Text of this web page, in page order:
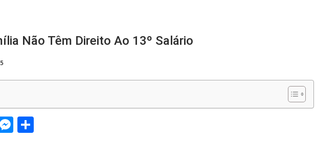
Não Têm Direito Ao 13º Salário
Messenger